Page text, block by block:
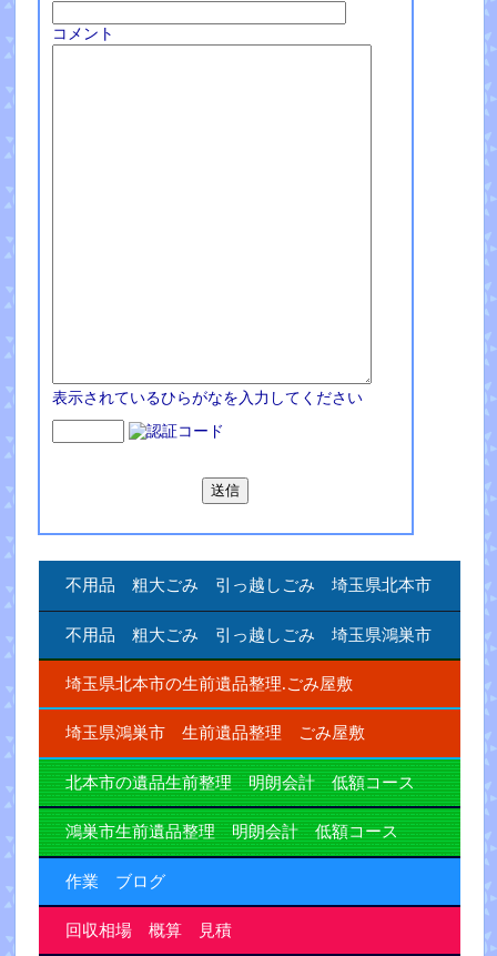
コメント
表示されているひらがなを入力してください
不用品 粗大ごみ 引っ越しごみ 埼玉県北本市
不用品 粗大ごみ 引っ越しごみ 埼玉県鴻巣市
埼玉県北本市の生前遺品整理.ごみ屋敷
埼玉県鴻巣市 生前遺品整理 ごみ屋敷
北本市の遺品生前整理 明朗会計 低額コース
鴻巣市生前遺品整理 明朗会計 低額コース
作業 ブログ
回収相場 概算 見積